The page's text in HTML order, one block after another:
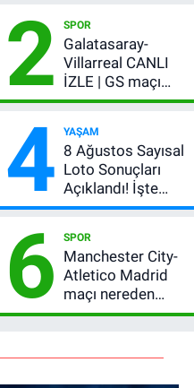
2 SPOR
Galatasaray-
Villarreal CANLI
İZLE | GS maçı
hangi kanalda,
4 YAŞAM
8 Ağustos Sayısal
Loto Sonuçları
Açıklandı! İşte
Kazandıran 6
6 SPOR
Manchester City-
Atletico Madrid
maçı nereden
izlenir?